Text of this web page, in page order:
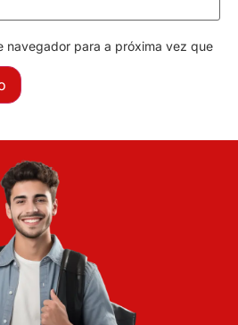
navegador para a próxima vez que